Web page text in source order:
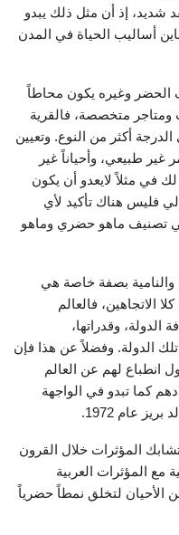
شديد، إذ أن مثل ذلك يبدو
أساليب الحياة في المدن
الحضر وغيره يكون محاطاً
ومتاجر متخصصة، فالقرية
الدرجة أكثر من النوع. وتعيين
طبيعي، وأحياناً غير
في مثلاً لايعدو أن يكون
فليس هناك تأكيد لأي
في تصنيف ماهو حضري وماهو
والنامية بصفة خاصة هي
الاتجاهين، فالعالم
الدولة، وقدراتها،
تلك الدولة. وفضلاً عن هذا فإن
انطباع لهم عن العالم
كما تبدو في الواجهة
عام 1972.
المؤثرات خلال القرون
مع المؤثرات العربية
الأحيان لتخلق نمطاً حضرياً